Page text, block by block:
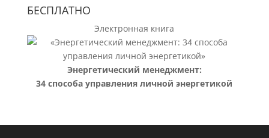
БЕСПЛАТНО
Электронная книга
Энергетический менеджмент:
34 способа управления личной энергетикой